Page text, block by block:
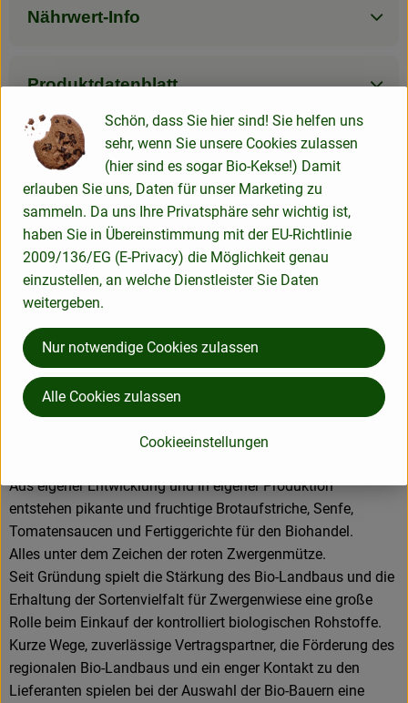
Nährwert-Info
Produktdatenblatt
Herkunft
Hersteller: Zwergenwiese
Deutschland
ZWERGENWIESE Naturkost GmbH
D 24887 Silberstedt
Die Zwergenwiese Naturkost GmbH steht seit über 40 Jahren
Aus eigener Entwicklung und in eigener Produktion
entstehen pikante und fruchtige Brotaufstriche, Senfe,
Tomatensaucen und Fertiggerichte für den Biohandel.
Alles unter dem Zeichen der roten Zwergenmütze.
Seit Gründung spielt die Stärkung des Bio-Landbaus und die
Erhaltung der Sortenvielfalt für Zwergenwiese eine große
Rolle beim Einkauf der kontrolliert biologischen Rohstoffe.
Kurze Wege, zuverlässige Vertragspartner, die Förderung des
regionalen Bio-Landbaus und ein enger Kontakt zu den
Lieferanten spielen bei der Auswahl der Bio-Bauern eine
Schön, dass Sie hier sind! Sie helfen uns
sehr, wenn Sie unsere Cookies zulassen
(hier sind es sogar Bio-Kekse!) Damit
erlauben Sie uns, Daten für unser Marketing zu
sammeln. Da uns Ihre Privatsphäre sehr wichtig ist,
haben Sie in Übereinstimmung mit der EU-Richtlinie
2009/136/EG (E-Privacy) die Möglichkeit genau
einzustellen, an welche Dienstleister Sie Daten
weitergeben.
Cookieeinstellungen
Nur notwendige Cookies zulassen
Alle Cookies zulassen